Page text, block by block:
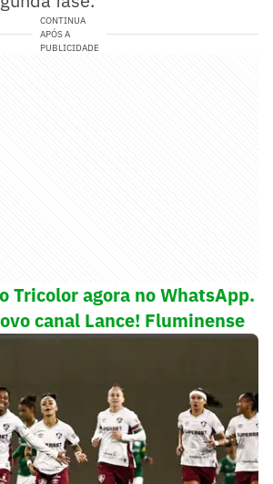
CONTINUA
APÓS A
PUBLICIDADE
Tricolor agora no WhatsApp.
canal Lance! Fluminense